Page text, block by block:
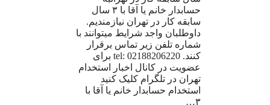
حسابدار خانم یا آقا با ۳ سال
سابقه کار در تهران نیازمندیم.
داوطلبان واجد شرایط میتوانند با
شماره تلفن زیر تماس برقرار
کنند. tel: 02188206220 برای
عضویت در کانال اخبار استخدام
تهران در تلگرام کلیک کنید
استخدام حسابدار خانم یا آقا با
۳…